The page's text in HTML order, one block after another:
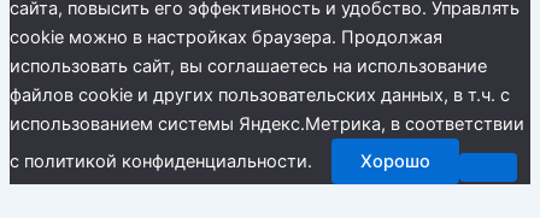
сайта, повысить его эффективность и удобство. Управлять
cookie можно в настройках браузера. Продолжая
использовать сайт, вы соглашаетесь на использование
файлов cookie и других пользовательских данных, в т.ч. с
использованием системы Яндекс.Метрика, в соответствии
с политикой конфиденциальности.
Хорошо